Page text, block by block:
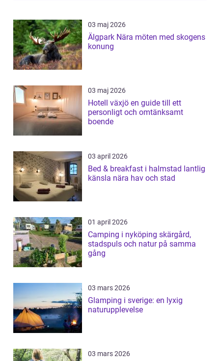
03 maj 2026
Älgpark Nära möten med skogens
konung
03 maj 2026
Hotell växjö en guide till ett
personligt och omtänksamt
boende
03 april 2026
Bed & breakfast i halmstad lantlig
känsla nära hav och stad
01 april 2026
Camping i nyköping skärgård,
stadspuls och natur på samma
gång
03 mars 2026
Glamping i sverige: en lyxig
naturupplevelse
03 mars 2026